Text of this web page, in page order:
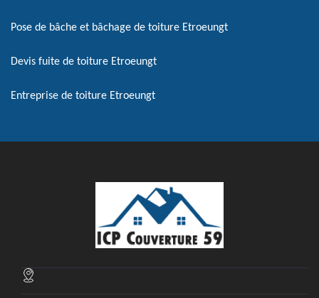
Pose de bâche et bâchage de toiture Etroeungt
Devis fuite de toiture Etroeungt
Entreprise de toiture Etroeungt